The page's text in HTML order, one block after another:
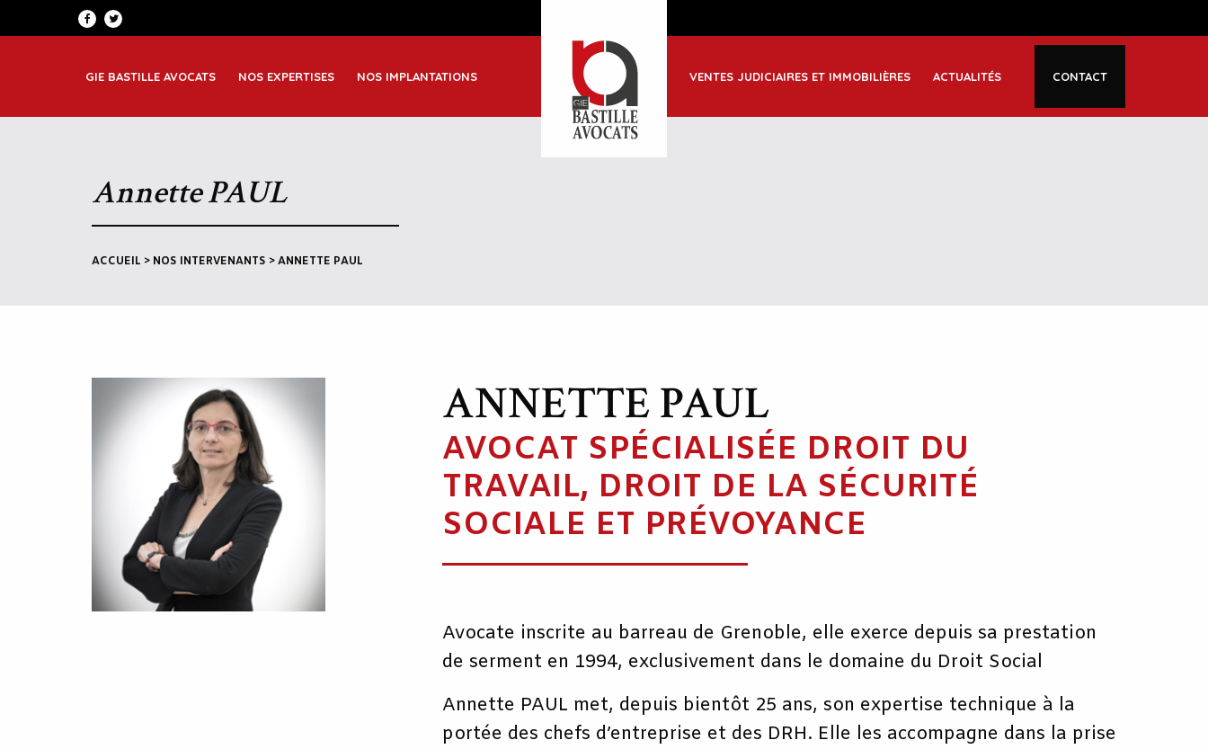
GIE BASTILLE AVOCATS NOS EXPERTISES NOS IMPLANTATIONS VENTES JUDICIAIRES ET IMMOBILIÈRES ACTUALITÉS CONTACT
Annette PAUL
ACCUEIL > NOS INTERVENANTS >ANNETTE PAUL
ANNETTE PAUL
AVOCAT SPÉCIALISÉE DROIT DU
TRAVAIL, DROIT DE LA SÉCURITÉ
SOCIALE ET PRÉVOYANCE
Avocate inscrite au barreau de Grenoble, elle exerce depuis sa prestation
de serment en 1994, exclusivement dans le domaine du Droit Social
Annette PAUL met, depuis bientôt 25 ans, son expertise technique à la
portée des chefs d’entreprise et des DRH. Elle les accompagne dans la prise